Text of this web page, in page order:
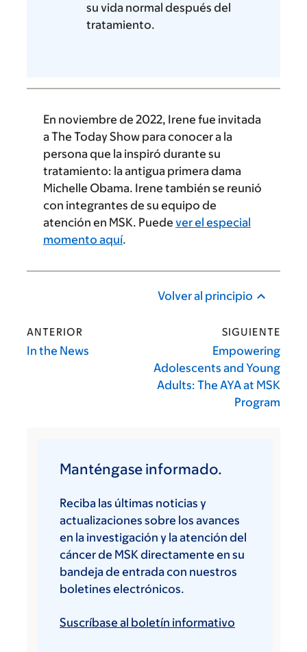
su vida normal después del
tratamiento.
En noviembre de 2022, Irene fue invitada
a The Today Show para conocer a la
persona que la inspiró durante su
tratamiento: la antigua primera dama
Michelle Obama. Irene también se reunió
con integrantes de su equipo de
atención en MSK. Puede ver el especial
momento aquí.
Volver al principio
ANTERIOR
In the News
SIGUIENTE
Empowering
Adolescents and Young
Adults: The AYA at MSK
Program
Manténgase informado.
Reciba las últimas noticias y
actualizaciones sobre los avances
en la investigación y la atención del
cáncer de MSK directamente en su
bandeja de entrada con nuestros
boletines electrónicos.
Suscríbase al boletín informativo